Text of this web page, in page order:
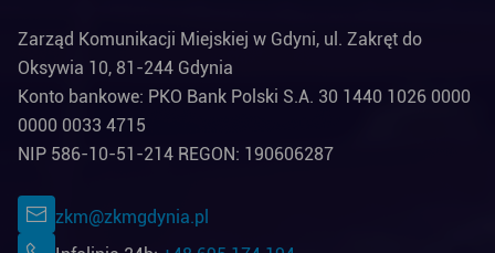
Zarząd Komunikacji Miejskiej w Gdyni, ul. Zakręt do
Oksywia 10, 81-244 Gdynia
Konto bankowe: PKO Bank Polski S.A. 30 1440 1026 0000
0000 0033 4715
NIP 586-10-51-214 REGON: 190606287
zkm@zkmgdynia.pl